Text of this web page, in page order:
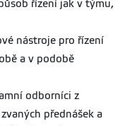
řízení jak v týmu,
nástroje pro řízení
a v podobě
odborníci z
přednášek a